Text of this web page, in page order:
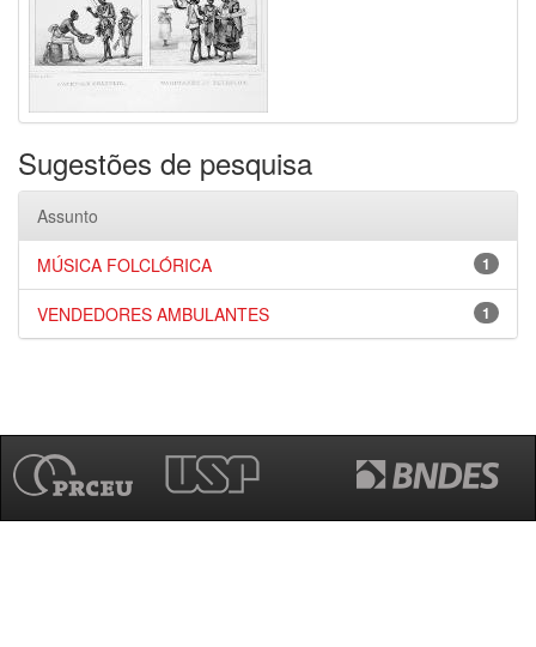
Sugestões de pesquisa
Assunto
1
MÚSICA FOLCLÓRICA
1
VENDEDORES AMBULANTES